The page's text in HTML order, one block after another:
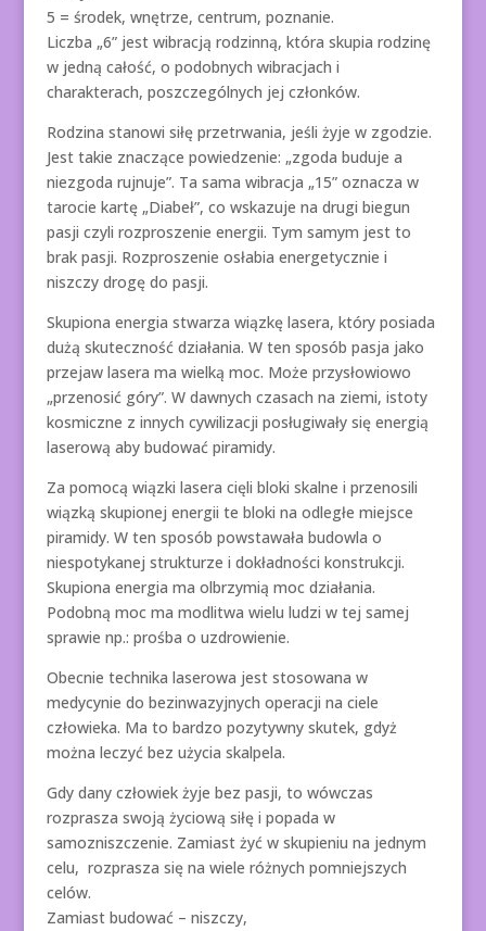
5 = środek, wnętrze, centrum, poznanie.
Liczba „6” jest wibracją rodzinną, która skupia rodzinę
w jedną całość, o podobnych wibracjach i
charakterach, poszczególnych jej członków.
Rodzina stanowi siłę przetrwania, jeśli żyje w zgodzie.
Jest takie znaczące powiedzenie: „zgoda buduje a
niezgoda rujnuje”. Ta sama wibracja „15” oznacza w
tarocie kartę „Diabeł”, co wskazuje na drugi biegun
pasji czyli rozproszenie energii. Tym samym jest to
brak pasji. Rozproszenie osłabia energetycznie i
niszczy drogę do pasji.
Skupiona energia stwarza wiązkę lasera, który posiada
dużą skuteczność działania. W ten sposób pasja jako
przejaw lasera ma wielką moc. Może przysłowiowo
„przenosić góry”. W dawnych czasach na ziemi, istoty
kosmiczne z innych cywilizacji posługiwały się energią
laserową aby budować piramidy.
Za pomocą wiązki lasera cięli bloki skalne i przenosili
wiązką skupionej energii te bloki na odległe miejsce
piramidy. W ten sposób powstawała budowla o
niespotykanej strukturze i dokładności konstrukcji.
Skupiona energia ma olbrzymią moc działania.
Podobną moc ma modlitwa wielu ludzi w tej samej
sprawie np.: prośba o uzdrowienie.
Obecnie technika laserowa jest stosowana w
medycynie do bezinwazyjnych operacji na ciele
człowieka. Ma to bardzo pozytywny skutek, gdyż
można leczyć bez użycia skalpela.
Gdy dany człowiek żyje bez pasji, to wówczas
rozprasza swoją życiową siłę i popada w
samozniszczenie. Zamiast żyć w skupieniu na jednym
celu, rozprasza się na wiele różnych pomniejszych
celów.
Zamiast budować – niszczy,